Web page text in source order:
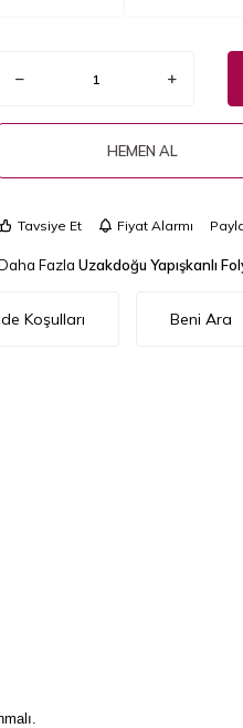
HEMEN AL
Tavsiye Et Fiyat Alarmı
Fazla Uzakdoğu Yapışkanlı
Koşulları Beni Ara